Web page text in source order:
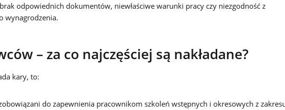
odpowiednich dokumentów, niewłaściwe warunki pracy czy niezgodność z
wynagrodzenia.
– za co najczęściej są nakładane?
kary, to:
do zapewnienia pracownikom szkoleń wstępnych i okresowych z